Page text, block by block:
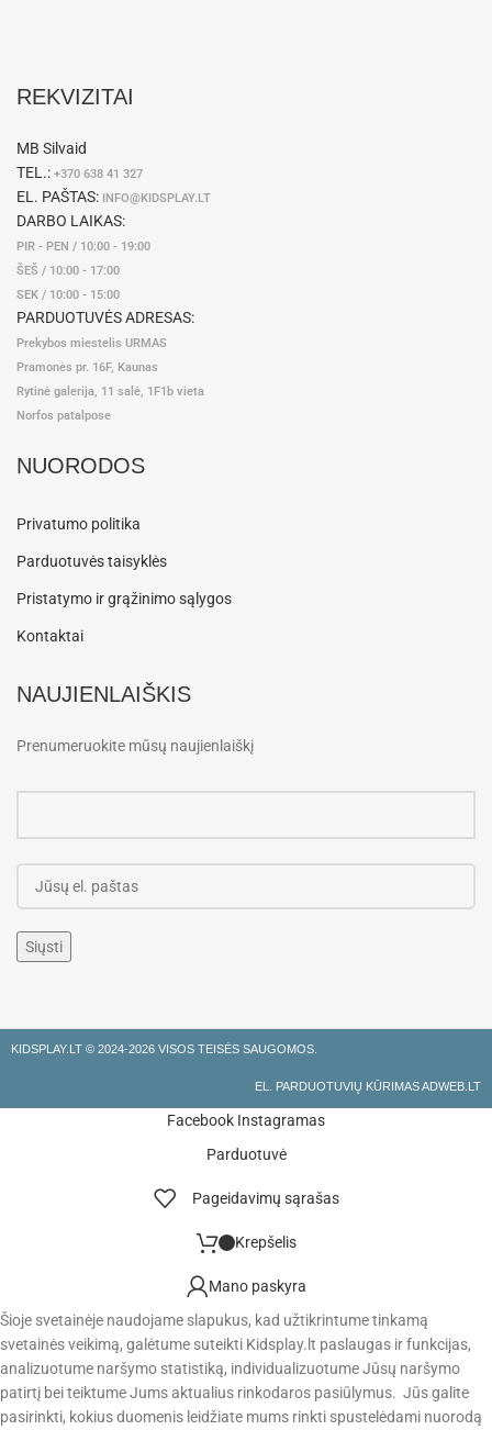
REKVIZITAI
MB Silvaid
TEL.: +370 638 41 327
EL. PAŠTAS: INFO@KIDSPLAY.LT
DARBO LAIKAS:
PIR - PEN / 10:00 - 19:00
ŠEŠ / 10:00 - 17:00
SEK / 10:00 - 15:00
PARDUOTUVĖS ADRESAS:
Prekybos miestelis URMAS
Pramonės pr. 16F, Kaunas
Rytinė galerija, 11 salė, 1F1b vieta
Norfos patalpose
NUORODOS
Privatumo politika
Parduotuvės taisyklės
Pristatymo ir grąžinimo sąlygos
Kontaktai
NAUJIENLAIŠKIS
Prenumeruokite mūsų naujienlaiškį
KIDSPLAY.LT © 2024-2026 VISOS TEISĖS SAUGOMOS.
EL. PARDUOTUVIŲ KŪRIMAS ADWEB.LT
Facebook Instagramas
Parduotuvė
Pageidavimų sąrašas
Krepšelis
Mano paskyra
Šioje svetainėje naudojame slapukus, kad užtikrintume tinkamą
svetainės veikimą, galėtume suteikti Kidsplay.lt paslaugas ir funkcijas,
analizuotume naršymo statistiką, individualizuotume Jūsų naršymo
patirtį bei teiktume Jums aktualius rinkodaros pasiūlymus. Jūs galite
pasirinkti, kokius duomenis leidžiate mums rinkti spustelėdami nuorodą